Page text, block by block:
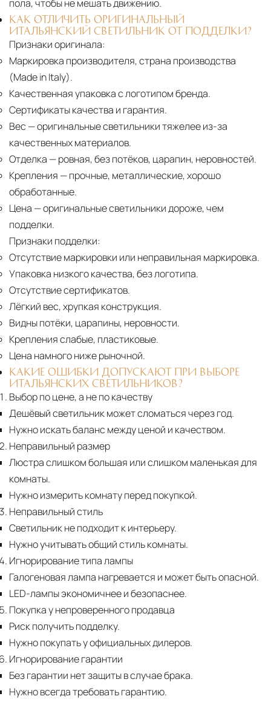
пола, чтобы не мешать движению.
КАК ОТЛИЧИТЬ ОРИГИНАЛЬНЫЙ
ИТАЛЬЯНСКИЙ СВЕТИЛЬНИК ОТ ПОДДЕЛКИ?
Признаки оригинала:
Маркировка производителя, страна производства
(Made in Italy).
Качественная упаковка с логотипом бренда.
Сертификаты качества и гарантия.
Вес — оригинальные светильники тяжелее из-за
качественных материалов.
Отделка — ровная, без потёков, царапин, неровностей.
Крепления — прочные, металлические, хорошо
обработанные.
Цена — оригинальные светильники дороже, чем
подделки.
Признаки подделки:
Отсутствие маркировки или неправильная маркировка.
Упаковка низкого качества, без логотипа.
Отсутствие сертификатов.
Лёгкий вес, хрупкая конструкция.
Видны потёки, царапины, неровности.
Крепления слабые, пластиковые.
Цена намного ниже рыночной.
КАКИЕ ОШИБКИ ДОПУСКАЮТ ПРИ ВЫБОРЕ
ИТАЛЬЯНСКИХ СВЕТИЛЬНИКОВ?
Выбор по цене, а не по качеству
Дешёвый светильник может сломаться через год.
Нужно искать баланс между ценой и качеством.
Неправильный размер
Люстра слишком большая или слишком маленькая для
комнаты.
Нужно измерить комнату перед покупкой.
Неправильный стиль
Светильник не подходит к интерьеру.
Нужно учитывать общий стиль комнаты.
Игнорирование типа лампы
Галогеновая лампа нагревается и может быть опасной.
LED-лампы экономичнее и безопаснее.
Покупка у непроверенного продавца
Риск получить подделку.
Нужно покупать у официальных дилеров.
Игнорирование гарантии
Без гарантии нет защиты в случае брака.
Нужно всегда требовать гарантию.